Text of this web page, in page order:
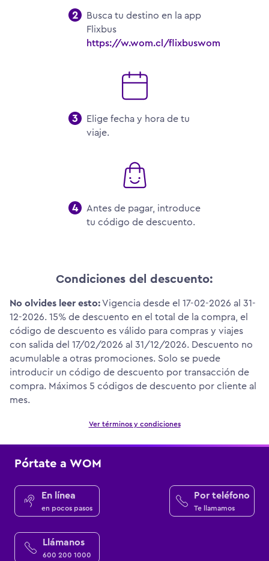
Busca tu destino en la app
Flixbus
https://w.wom.cl/flixbuswom
Elige fecha y hora de tu
viaje.
Antes de pagar, introduce
tu código de descuento.
Condiciones del descuento:
No olvides leer esto:Vigencia desde el 17-02-2026 al 31-
12-2026. 15% de descuento en el total de la compra, el
código de descuento es válido para compras y viajes
con salida del 17/02/2026 al 31/12/2026. Descuento no
acumulable a otras promociones. Solo se puede
introducir un código de descuento por transacción de
compra. Máximos 5 códigos de descuento por cliente al
mes.
Ver términos y condiciones
Pórtate a WOM
En línea
en pocos pasos
Por teléfono
Te llamamos
Llámanos
600 200 1000